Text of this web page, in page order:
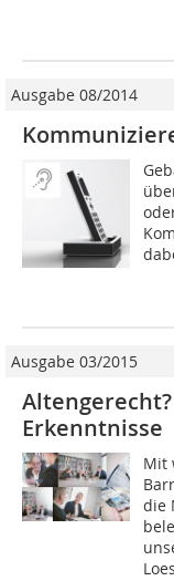
Ausgabe 08/2014
Ausgabe 03/2015
Erkenntnisse
Mit
die